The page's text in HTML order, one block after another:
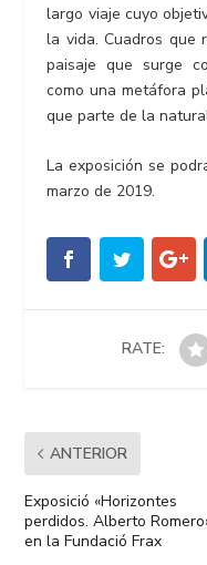
largo viaje cuyo
la vida. Cuadros que
paisaje que surge
como una metáfora
que parte de la
La exposición se
marzo de 2019.
RATE:
ANTERIOR
Exposició «Horizontes
perdidos. Alberto
en la Fundació Frax